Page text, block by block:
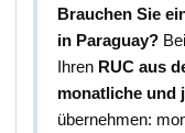
Brauchen Sie
in Paraguay?
Ihren RUC aus
monatliche und
übernehmen: